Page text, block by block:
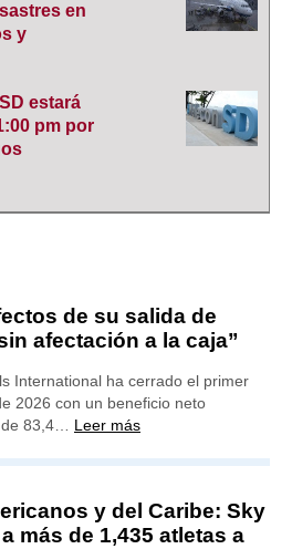
en
y
estará
pm por
de su salida de
afectación a la caja”
International ha cerrado el primer
2026 con un beneficio neto
83,4… Leer más
y del Caribe: Sky
más de 1,435 atletas a